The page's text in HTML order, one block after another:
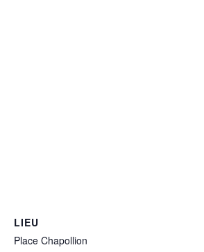
LIEU
Place Chapollion